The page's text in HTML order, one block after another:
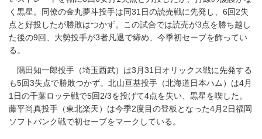
く黒星。同僚の金丸夢斗投手は同31日の読売戦に先発し、6回2失
点と好投したが勝敗はつかず。この試合では読売が3点を勝ち越し
た後の9回、大勢投手が3者凡退で締め、今季初セーブを飾ってい
る。
隅田知一郎投手（埼玉西武）は3月31日オリックス戦に先発する
も5回3失点で勝敗つかず。北山亘基投手（北海道日本ハム）は4月
1日の千葉ロッテ戦で5回2/3を投げて4点を失い、黒星を喫した。
藤平尚真投手（東北楽天）は今季2度目の登板となった4月2日福岡
ソフトバンク戦で初セーブをマークしている。